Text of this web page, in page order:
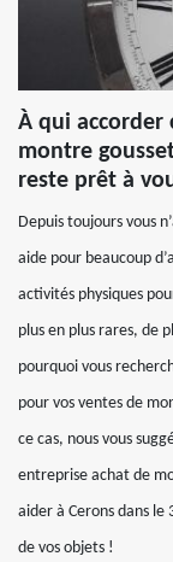
À qui accorder
montre
reste prêt à
Depuis toujours vous
aide pour beaucoup
activités physiques
plus en plus rares, de
pourquoi vous
pour vos ventes de
ce cas, nous vous
entreprise achat de
aider à Cerons dans
de vos objets !